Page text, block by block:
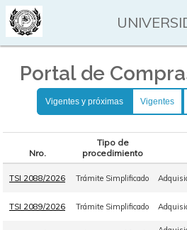
Portal de
Vigentes y próximas Vigentes
Nro.
Tipo de
procedimiento
TSI 2088/2026 Trámite Simplificado
TSI 2089/2026 Trámite Simplificado